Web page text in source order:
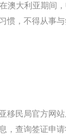
澳大利亚期间
惯，不得从事
移民局官方网
，查询签证申请